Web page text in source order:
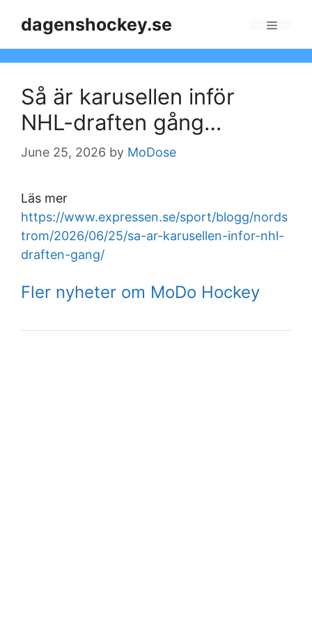
dagenshockey.se
Så är karusellen inför
NHL-draften gång…
June 25, 2026 by MoDose
Läs mer
https://www.expressen.se/sport/blogg/nords
trom/2026/06/25/sa-ar-karusellen-infor-nhl-
draften-gang/
Fler nyheter om MoDo Hockey